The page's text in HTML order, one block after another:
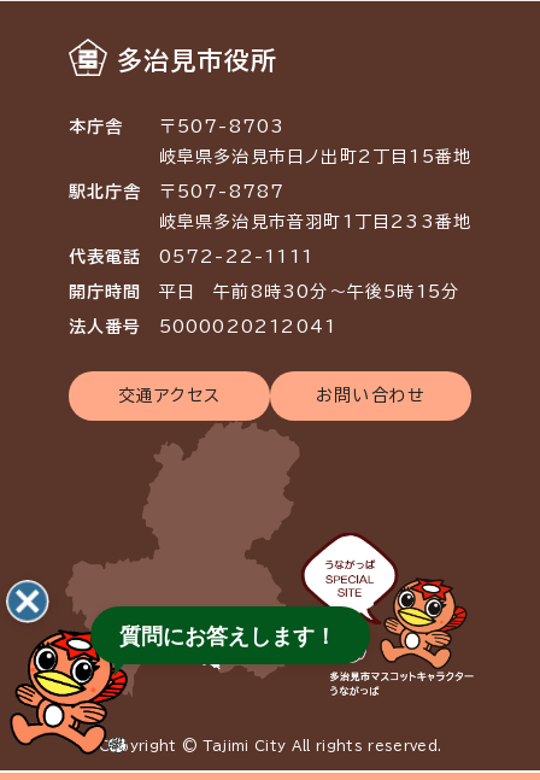
多治見市役所
本庁舎
〒507-8703
岐阜県多治見市日ノ出町2丁目15番地
駅北庁舎
〒507-8787
岐阜県多治見市音羽町1丁目233番地
代表電話 0572-22-1111
開庁時間 平日 午前8時30分～午後5時15分
法人番号 5000020212041
交通アクセス お問い合わせ
Copyright © Tajimi City All rights reserved.
質問にお答えします！